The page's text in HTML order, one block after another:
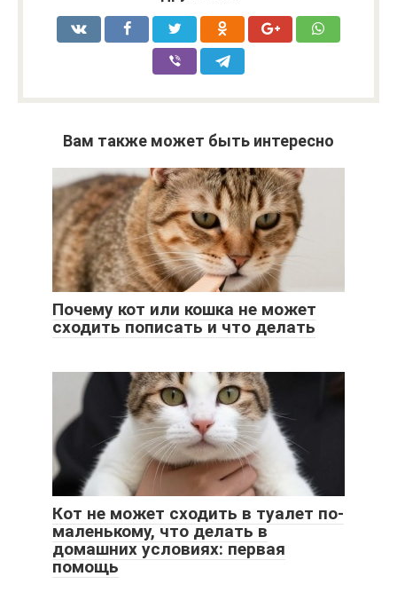
Вам также может быть интересно
Почему кот или кошка не может
сходить пописать и что делать
Кот не может сходить в туалет по-
маленькому, что делать в
домашних условиях: первая
помощь